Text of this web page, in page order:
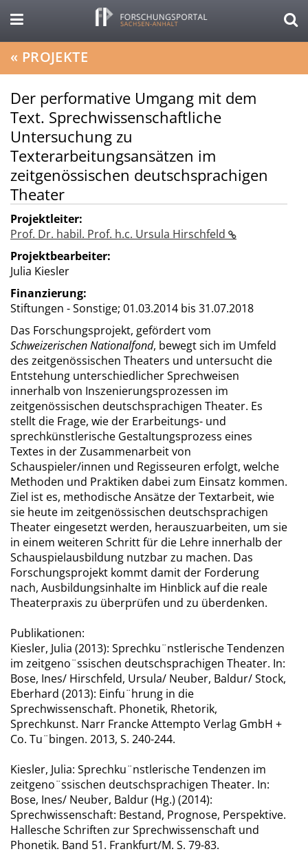
« PROJEKTE
Der performative Umgang mit dem
Text. Sprechwissenschaftliche
Untersuchung zu
Texterarbeitungsansätzen im
zeitgenössischen deutschsprachigen
Theater
Projektleiter:
Prof. Dr. habil. Prof. h.c. Ursula Hirschfeld
Projektbearbeiter:
Julia Kiesler
Finanzierung:
Stiftungen - Sonstige; 01.03.2014 bis 31.07.2018
Das Forschungsprojekt, gefördert vom
Schweizerischen Nationalfond, bewegt sich im Umfeld
des zeitgenössischen Theaters und untersucht die
Entstehung unterschiedlicher Sprechweisen
innerhalb von Inszenierungsprozessen im
zeitgenössischen deutschsprachigen Theater. Es
stellt die Frage, wie der Erarbeitungs- und
sprechkünstlerische Gestaltungsprozess eines
Textes in der Zusammenarbeit von
Schauspieler/innen und Regisseuren erfolgt, welche
Methoden und Praktiken dabei zum Einsatz kommen.
Ziel ist es, methodische Ansätze der Textarbeit, wie
sie heute im zeitgenössischen deutschsprachigen
Theater eingesetzt werden, herauszuarbeiten, um sie
in einem weiteren Schritt für die Lehre innerhalb der
Schauspielausbildung nutzbar zu machen. Das
Forschungsprojekt kommt damit der Forderung
nach, Ausbildungsinhalte im Hinblick auf die reale
Theaterpraxis zu überprüfen und zu überdenken.
Publikationen:
Kiesler, Julia (2013): Sprechku¨nstlerische Tendenzen
im zeitgeno¨ssischen deutschsprachigen Theater. In:
Bose, Ines/ Hirschfeld, Ursula/ Neuber, Baldur/ Stock,
Eberhard (2013): Einfu¨hrung in die
Sprechwissenschaft. Phonetik, Rhetorik,
Sprechkunst. Narr Francke Attempto Verlag GmbH +
Co. Tu¨bingen. 2013, S. 240-244.
Kiesler, Julia: Sprechku¨nstlerische Tendenzen im
zeitgeno¨ssischen deutschsprachigen Theater. In:
Bose, Ines/ Neuber, Baldur (Hg.) (2014):
Sprechwissenschaft: Bestand, Prognose, Perspektive.
Hallesche Schriften zur Sprechwissenschaft und
Phonetik. Band 51. Frankfurt/M. S. 79-83.